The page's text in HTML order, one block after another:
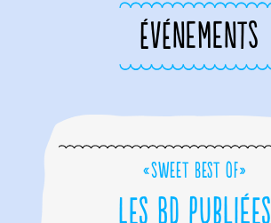
ÉVÉNEMENTS
«Sweet Best Of»
Les BD publiées